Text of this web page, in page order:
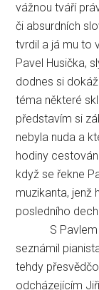
vážnou tváří
či absurdních
tvrdil a já mu to
Pavel Husička,
dodnes si
téma některé
představím si
nebyla nuda a
hodiny
když se řekne
muzikanta, jenž
posledního
S Pavlem
seznámil
tehdy
odcházejícím